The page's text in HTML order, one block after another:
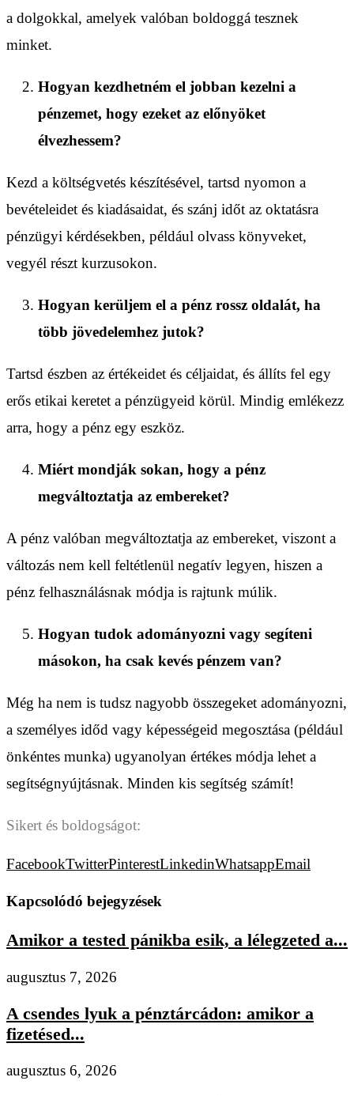
a dolgokkal, amelyek valóban boldoggá tesznek
minket.
Hogyan kezdhetném el jobban kezelni a
pénzemet, hogy ezeket az előnyöket
élvezhessem?
Kezd a költségvetés készítésével, tartsd nyomon a
bevételeidet és kiadásaidat, és szánj időt az oktatásra
pénzügyi kérdésekben, például olvass könyveket,
vegyél részt kurzusokon.
Hogyan kerüljem el a pénz rossz oldalát, ha
több jövedelemhez jutok?
Tartsd észben az értékeidet és céljaidat, és állíts fel egy
erős etikai keretet a pénzügyeid körül. Mindig emlékezz
arra, hogy a pénz egy eszköz.
Miért mondják sokan, hogy a pénz
megváltoztatja az embereket?
A pénz valóban megváltoztatja az embereket, viszont a
változás nem kell feltétlenül negatív legyen, hiszen a
pénz felhasználásnak módja is rajtunk múlik.
Hogyan tudok adományozni vagy segíteni
másokon, ha csak kevés pénzem van?
Még ha nem is tudsz nagyobb összegeket adományozni,
a személyes időd vagy képességeid megosztása (például
önkéntes munka) ugyanolyan értékes módja lehet a
segítségnyújtásnak. Minden kis segítség számít!
Sikert és boldogságot:
FacebookTwitterPinterestLinkedinWhatsappEmail
Kapcsolódó bejegyzések
Amikor a tested pánikba esik, a lélegzeted a...
augusztus 7, 2026
A csendes lyuk a pénztárcádon: amikor a
fizetésed...
augusztus 6, 2026